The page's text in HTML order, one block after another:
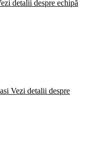
detalii despre echipă
Vezi detalii despre